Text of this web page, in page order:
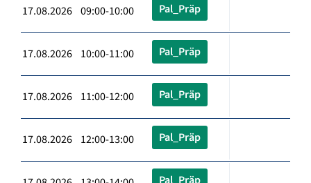
17.08.2026 09:00-10:00 Pal_Präp
17.08.2026 10:00-11:00 Pal_Präp
17.08.2026 11:00-12:00 Pal_Präp
17.08.2026 12:00-13:00 Pal_Präp